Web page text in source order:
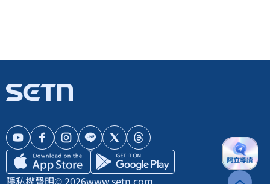
隱私權聲明© 2026www.setn.com